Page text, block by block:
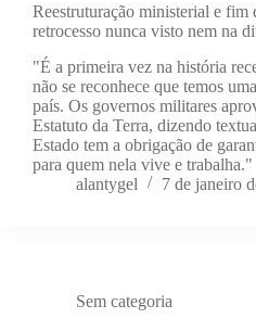
Reestruturação ministerial e fim
retrocesso nunca visto nem na
"É a primeira vez na história
não se reconhece que temos
país. Os governos militares
Estatuto da Terra, dizendo
Estado tem a obrigação de
para quem nela vive e trabalha."
alantygel
7 de janeiro
Sem categoria